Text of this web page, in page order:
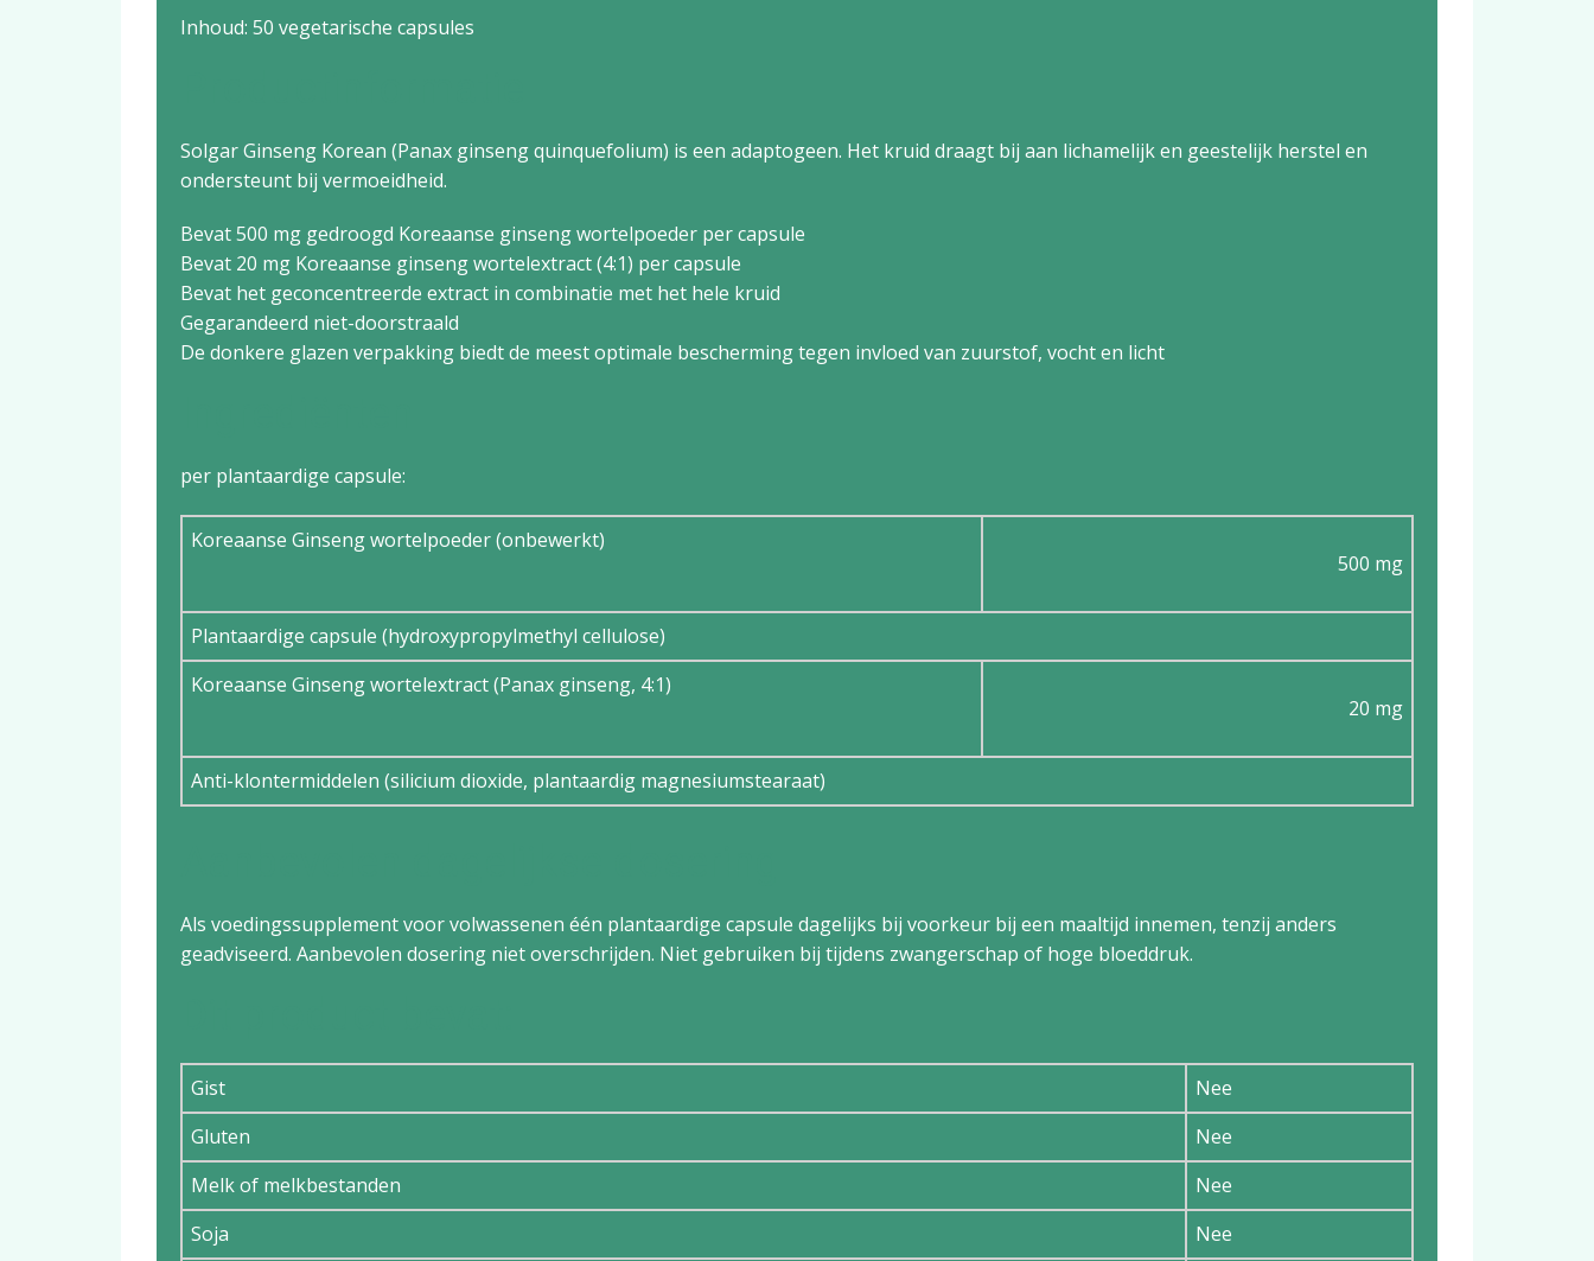
Inhoud: 50 vegetarische capsules
Solgar Ginseng Korean (Panax ginseng quinquefolium) is een adaptogeen. Het kruid draagt bij aan lichamelijk en geestelijk herstel en
ondersteunt bij vermoeidheid.
Bevat 500 mg gedroogd Koreaanse ginseng wortelpoeder per capsule
Bevat 20 mg Koreaanse ginseng wortelextract (4:1) per capsule
Bevat het geconcentreerde extract in combinatie met het hele kruid
Gegarandeerd niet-doorstraald
De donkere glazen verpakking biedt de meest optimale bescherming tegen invloed van zuurstof, vocht en licht
per plantaardige capsule:
Koreaanse Ginseng wortelpoeder (onbewerkt)
500 mg
Plantaardige capsule (hydroxypropylmethyl cellulose)
Koreaanse Ginseng wortelextract (Panax ginseng, 4:1)
20 mg
Anti-klontermiddelen (silicium dioxide, plantaardig magnesiumstearaat)
Als voedingssupplement voor volwassenen één plantaardige capsule dagelijks bij voorkeur bij een maaltijd innemen, tenzij anders
geadviseerd. Aanbevolen dosering niet overschrijden. Niet gebruiken bij tijdens zwangerschap of hoge bloeddruk.
Gist
Nee
Gluten
Nee
Melk of melkbestanden
Nee
Soja
Nee